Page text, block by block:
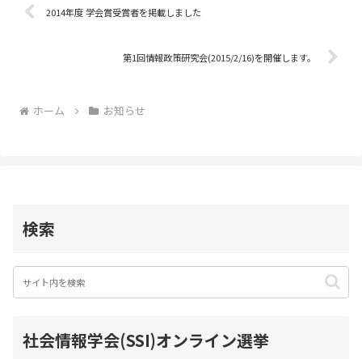
o
2014年度 学会賞受賞者を掲載しました
第1回情報政策研究会(2015/2/16)を開催します。
ホーム お知らせ
検索
社会情報学会(SSI)オンライン選挙